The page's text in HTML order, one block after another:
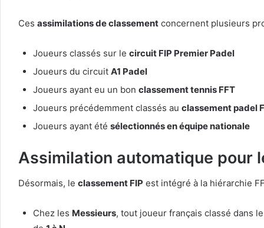
Ces assimilations de classement concernent plusieurs
Joueurs classés sur le circuit FIP Premier Padel
Joueurs du circuit A1 Padel
Joueurs ayant eu un bon classement tennis FFT
Joueurs précédemment classés au classement padel
Joueurs ayant été sélectionnés en équipe nationale
Assimilation automatique pour
Désormais, le classement FIP est intégré à la hiérarchie
Chez les Messieurs, tout joueur français classé dans